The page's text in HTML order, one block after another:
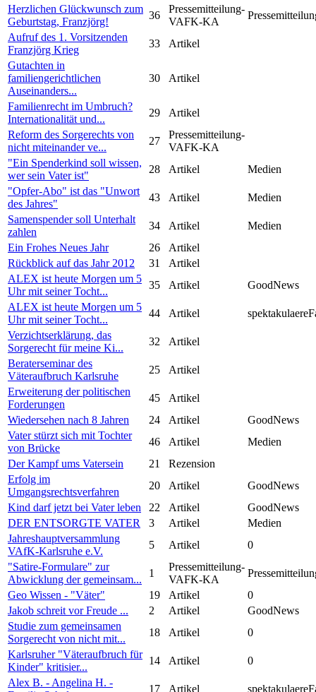
Herzlichen Glückwunsch zum
Geburtstag, Franzjörg!
36
Pressemitteilung-
VAFK-KA
Aufruf des 1. Vorsitzenden
Franzjörg Krieg
33
Artikel
Gutachten in
familiengerichtlichen
Auseinanders...
30 Artikel
Familienrecht im Umbruch?
Internationalität und...
29
Artikel
Reform des Sorgerechts von
nicht miteinander ve...
27
Pressemitteilung-
VAFK-KA
"Ein Spenderkind soll wissen,
wer sein Vater ist"
28 Artikel
Medien
"Opfer-Abo" ist das "Unwort
des Jahres"
43 Artikel
Medien
Samenspender soll Unterhalt
zahlen
34 Artikel
Medien
Ein Frohes Neues Jahr
26
Artikel
Rückblick auf das Jahr 2012
31
Artikel
ALEX ist heute Morgen um 5
Uhr mit seiner Tocht...
35 Artikel
GoodNews
ALEX ist heute Morgen um 5
Uhr mit seiner Tocht...
44 Artikel
Verzichtserklärung, das
Sorgerecht für meine Ki...
32
Artikel
Beraterseminar des
Väteraufbruch Karlsruhe
25
Artikel
Erweiterung der politischen
Forderungen
45
Artikel
Wiedersehen nach 8 Jahren
24 Artikel
GoodNews
Vater stürzt sich mit Tochter
von Brücke
46 Artikel
Medien
Der Kampf ums Vatersein
21
Rezension
Erfolg im
Umgangsrechtsverfahren
20 Artikel
GoodNews
Kind darf jetzt bei Vater leben
22 Artikel
GoodNews
DER ENTSORGTE VATER
3 Artikel
Medien
Jahreshauptversammlung
VAfK-Karlsruhe e.V.
5 Artikel
0
"Satire-Formulare" zur
Abwicklung der gemeinsam...
1
Pressemitteilung-
VAFK-KA
Geo Wissen - "Väter"
19 Artikel
0
Jakob schreit vor Freude ...
2 Artikel
GoodNews
Studie zum gemeinsamen
Sorgerecht von nicht mit...
18 Artikel
0
Karlsruher "Väteraufbruch für
Kinder" kritisier...
14 Artikel
0
Alex B. - Angelina H. -
17 Artikel